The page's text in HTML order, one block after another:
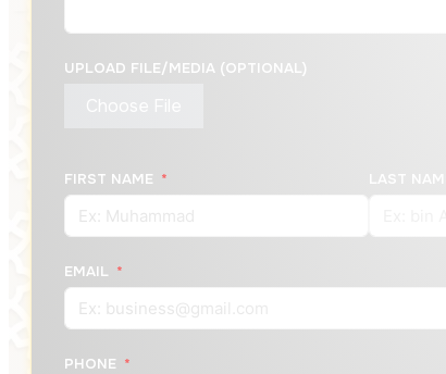
UPLOAD FILE/MEDIA (OPTIONAL)
Choose File
FIRST NAME LAST NAME
EMAIL
PHONE